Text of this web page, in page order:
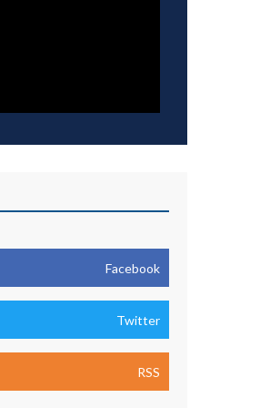
Facebook
Twitter
RSS